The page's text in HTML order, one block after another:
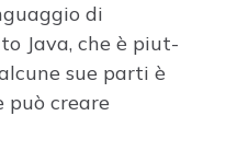
di
Java, che è piut-
sue parti è
può creare